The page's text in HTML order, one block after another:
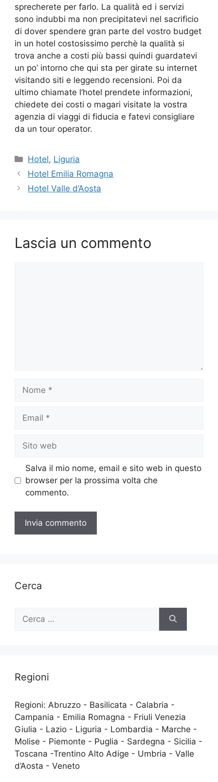
sprecherete per farlo. La qualità ed i servizi
sono indubbi ma non precipitatevi nel sacrificio
di dover spendere gran parte del vostro budget
in un hotel costosissimo perchè la qualità si
trova anche a costi più bassi quindi guardatevi
un po’ intorno che qui sta per girate su internet
visitando siti e leggendo recensioni. Poi da
ultimo chiamate l’hotel prendete informazioni,
chiedete dei costi o magari visitate la vostra
agenzia di viaggi di fiducia e fatevi consigliare
da un tour operator.
Categorie
Hotel, Liguria
Hotel Emilia Romagna
Hotel Valle d’Aosta
Lascia un commento
Nome
Email
Sito
web
Salva il mio nome, email e sito web in questo
browser per la prossima volta che
commento.
Cerca
per:
Regioni
Regioni: Abruzzo - Basilicata - Calabria -
Campania - Emilia Romagna - Friuli Venezia
Giulia - Lazio - Liguria - Lombardia - Marche -
Molise - Piemonte - Puglia - Sardegna - Sicilia -
Toscana -Trentino Alto Adige - Umbria - Valle
d’Aosta - Veneto